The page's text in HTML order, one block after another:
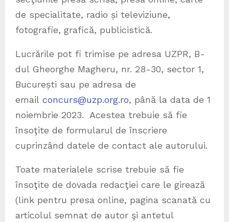
de specialitate, radio și televiziune,
fotografie, grafică, publicistică.
Lucrările pot fi trimise pe adresa UZPR, B-
dul Gheorghe Magheru, nr. 28-30, sector 1,
București sau pe adresa de
email concurs@uzp.org.ro, până la data de 1
noiembrie 2023. Acestea trebuie să fie
însoţite de formularul de înscriere
cuprinzând datele de contact ale autorului.
Toate materialele scrise trebuie să fie
însoţite de dovada redacţiei care le girează
(link pentru presa online, pagina scanată cu
articolul semnat de autor şi antetul